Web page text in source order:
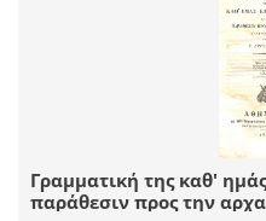
Γραμματική της καθ'
παράθεσιν προς την